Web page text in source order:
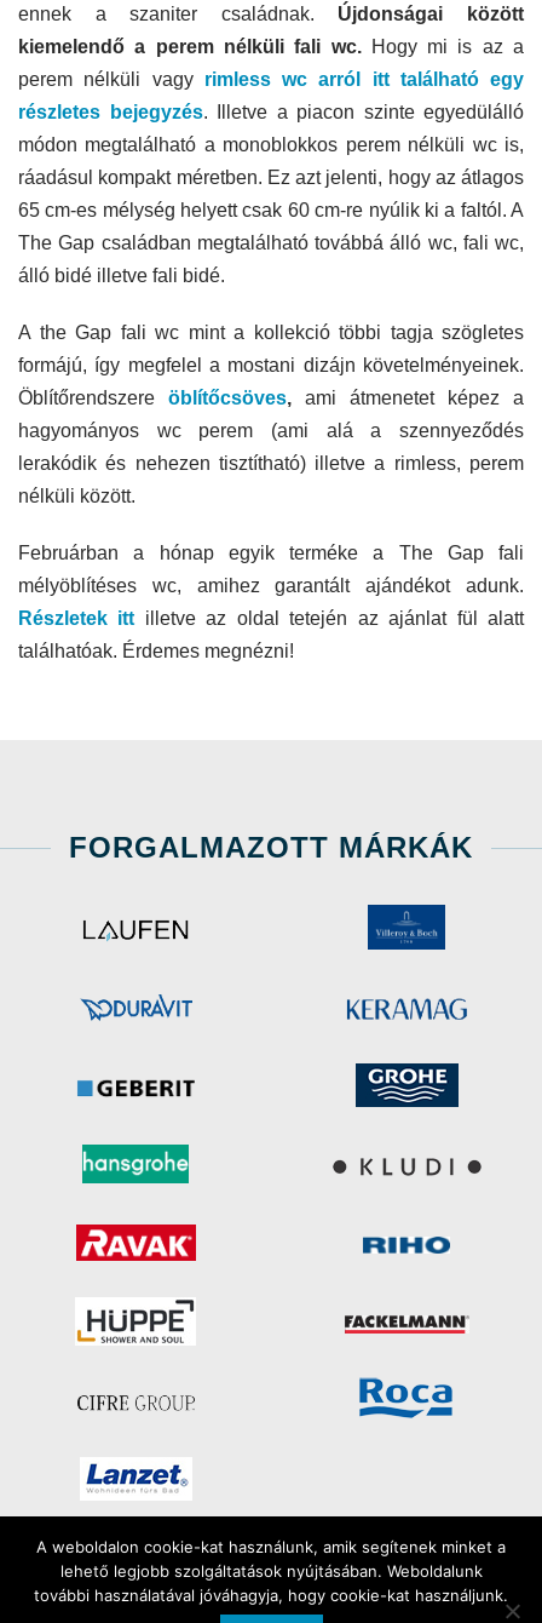
ennek a szaniter családnak. Újdonságai között
kiemelendő a perem nélküli fali wc.Hogy mi is az a
perem nélküli vagyrimless wc arról itt található egy
részletes bejegyzés. Illetve a piacon szinte egyedülálló
módon megtalálható a monoblokkos perem nélküli wc is,
ráadásul kompakt méretben. Ez azt jelenti, hogy az átlagos
65 cm-es mélység helyett csak 60 cm-re nyúlik ki a faltól. A
The Gap családban megtalálható továbbá álló wc, fali wc,
álló bidé illetve fali bidé.
A the Gap fali wc mint a kollekció többi tagja szögletes
formájú, így megfelel a mostani dizájn követelményeinek.
Öblítőrendszere öblítőcsöves, ami átmenetet képez a
hagyományos wc perem (ami alá a szennyeződés
lerakódik és nehezen tisztítható) illetve a rimless, perem
nélküli között.
Februárban a hónap egyik terméke a The Gap fali
mélyöblítéses wc, amihez garantált ajándékot adunk.
Részletek itt illetve az oldal tetején az ajánlat fül alatt
találhatóak. Érdemes megnézni!
FORGALMAZOTT MÁRKÁK
Minden jog fenntartva
A weboldalon cookie-kat használunk, amik segítenek minket a
lehető legjobb szolgáltatások nyújtásában. Weboldalunk
további használatával jóváhagyja, hogy cookie-kat használjunk.